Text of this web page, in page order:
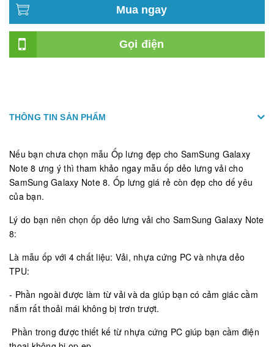
Mua ngay
Gọi điện
THÔNG TIN SẢN PHẨM
Nếu bạn chưa chọn mẫu Ốp lưng đẹp cho SamSung Galaxy
Note 8 ưng ý thì tham khảo ngay mẫu ốp dẻo lưng vải cho
SamSung Galaxy Note 8. Ốp lưng giá rẻ còn đẹp cho dế yêu
của bạn.
Lý do bạn nên chọn ốp dẻo lưng vải cho SamSung Galaxy Note
8:
Là mẫu ốp với 4 chất liệu: Vải, nhựa cứng PC và nhựa dẻo
TPU:
- Phần ngoài được làm từ vải và da giúp bạn có cảm giác cầm
nắm rất thoải mái không bị trơn trượt.
Phần trong được thiết kế từ nhựa cứng PC giúp bạn cầm điện